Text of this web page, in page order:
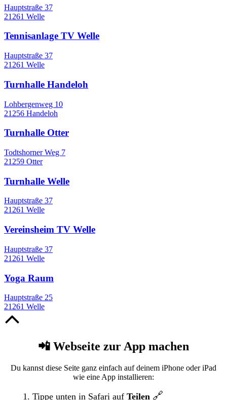
Hauptstraße 37
21261 Welle
Tennisanlage TV Welle
Hauptstraße 37
21261 Welle
Turnhalle Handeloh
Lohbergenweg 10
21256 Handeloh
Turnhalle Otter
Todtshorner Weg 7
21259 Otter
Turnhalle Welle
Hauptstraße 37
21261 Welle
Vereinsheim TV Welle
Hauptstraße 37
21261 Welle
Yoga Raum
Hauptstraße 25
21261 Welle
Nach
oben
📲 Webseite zur App machen
Du kannst diese Seite ganz einfach auf deinem iPhone oder iPad
wie eine App installieren:
Tippe unten in Safari auf Teilen 🔗